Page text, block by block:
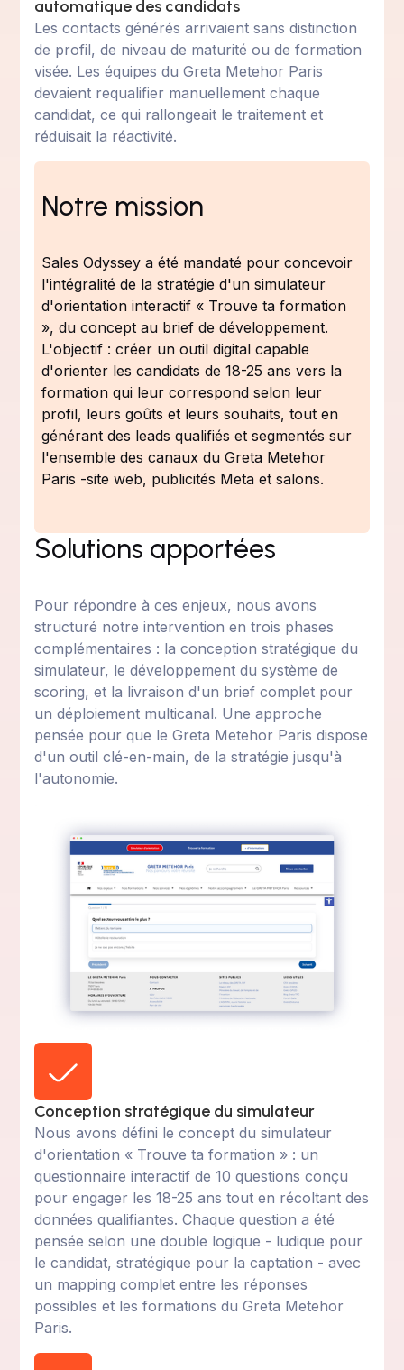
automatique des candidats
Les contacts générés arrivaient sans distinction
de profil, de niveau de maturité ou de formation
visée. Les équipes du Greta Metehor Paris
devaient requalifier manuellement chaque
candidat, ce qui rallongeait le traitement et
réduisait la réactivité.
Notre mission
Sales Odyssey a été mandaté pour concevoir
l'intégralité de la stratégie d'un simulateur
d'orientation interactif « Trouve ta formation
», du concept au brief de développement.
L'objectif : créer un outil digital capable
d'orienter les candidats de 18-25 ans vers la
formation qui leur correspond selon leur
profil, leurs goûts et leurs souhaits, tout en
générant des leads qualifiés et segmentés sur
l'ensemble des canaux du Greta Metehor
Paris -site web, publicités Meta et salons.
Solutions apportées
Pour répondre à ces enjeux, nous avons
structuré notre intervention en trois phases
complémentaires : la conception stratégique du
simulateur, le développement du système de
scoring, et la livraison d'un brief complet pour
un déploiement multicanal. Une approche
pensée pour que le Greta Metehor Paris dispose
d'un outil clé-en-main, de la stratégie jusqu'à
l'autonomie.
Conception stratégique du simulateur
Nous avons défini le concept du simulateur
d'orientation « Trouve ta formation » : un
questionnaire interactif de 10 questions conçu
pour engager les 18-25 ans tout en récoltant des
données qualifiantes. Chaque question a été
pensée selon une double logique - ludique pour
le candidat, stratégique pour la captation - avec
un mapping complet entre les réponses
possibles et les formations du Greta Metehor
Paris.